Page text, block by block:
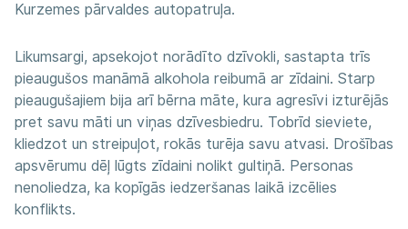
Kurzemes pārvaldes autopatruļa.
Likumsargi, apsekojot norādīto dzīvokli, sastapta trīs
pieaugušos manāmā alkohola reibumā ar zīdaini. Starp
pieaugušajiem bija arī bērna māte, kura agresīvi izturējās
pret savu māti un viņas dzīvesbiedru. Tobrīd sieviete,
kliedzot un streipuļot, rokās turēja savu atvasi. Drošības
apsvērumu dēļ lūgts zīdaini nolikt gultiņā. Personas
nenoliedza, ka kopīgās iedzeršanas laikā izcēlies
konflikts.